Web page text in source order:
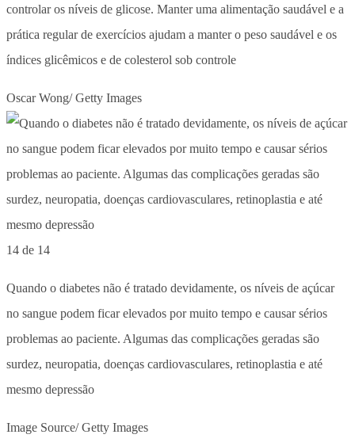
controlar os níveis de glicose. Manter uma alimentação saudável e a
prática regular de exercícios ajudam a manter o peso saudável e os
índices glicêmicos e de colesterol sob controle
Oscar Wong/ Getty Images
14 de 14
Quando o diabetes não é tratado devidamente, os níveis de açúcar
no sangue podem ficar elevados por muito tempo e causar sérios
problemas ao paciente. Algumas das complicações geradas são
surdez, neuropatia, doenças cardiovasculares, retinoplastia e até
mesmo depressão
Image Source/ Getty Images